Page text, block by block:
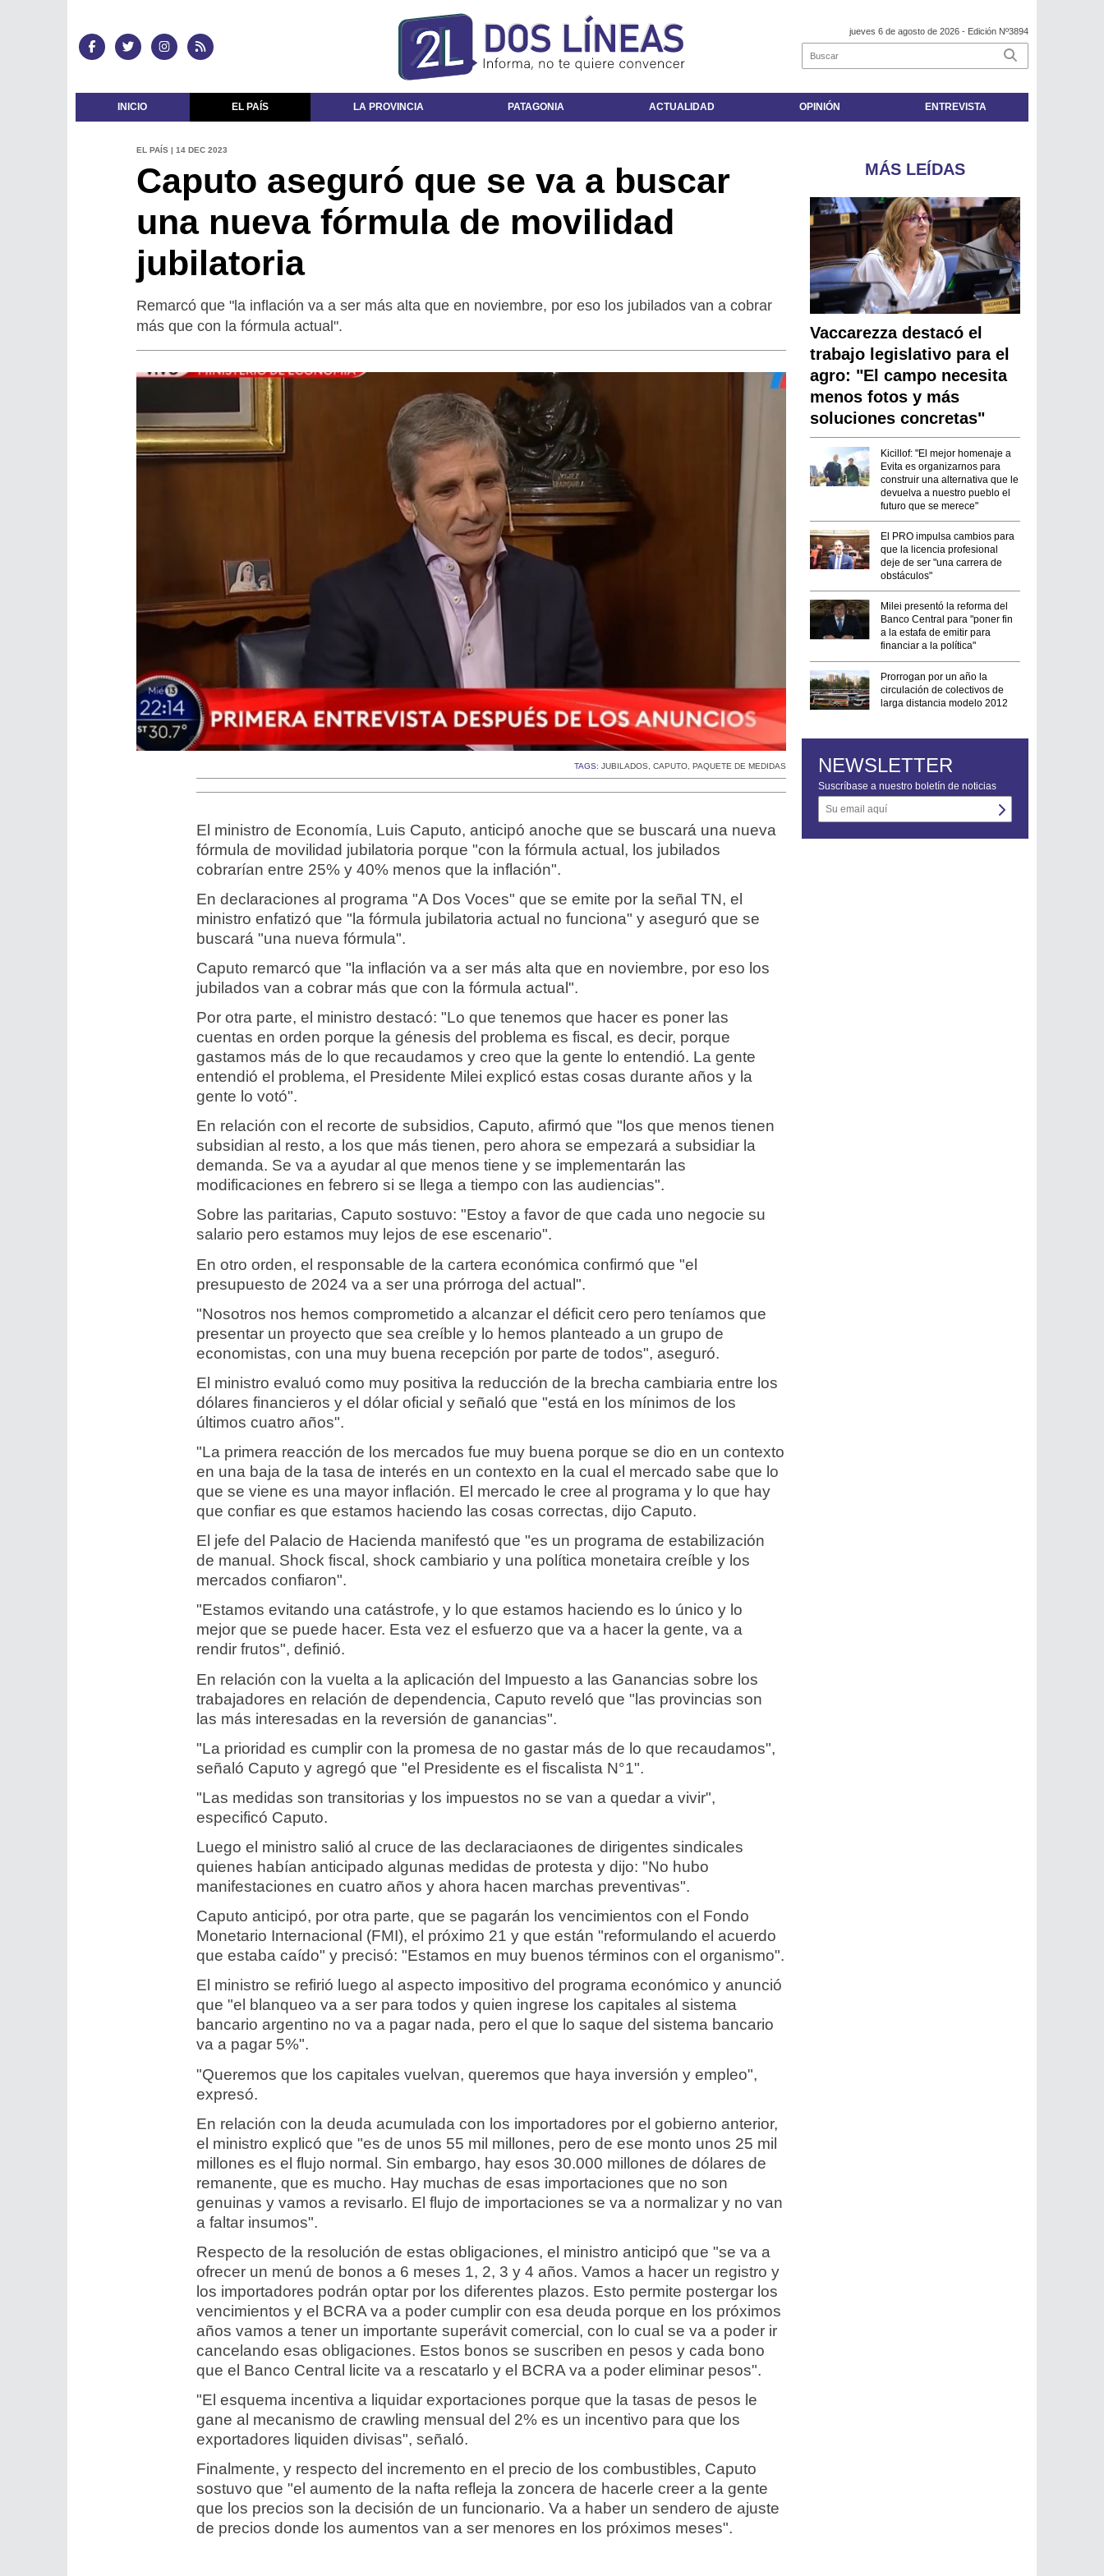
jueves 6 de agosto de 2026 - Edición Nº3894
INICIO EL PAÍS LA PROVINCIA PATAGONIA ACTUALIDAD OPINIÓN ENTREVISTA
EL PAÍS | 14 DEC 2023
Caputo aseguró que se va a buscar
una nueva fórmula de movilidad
jubilatoria
Remarcó que "la inflación va a ser más alta que en noviembre, por eso los jubilados van a cobrar
más que con la fórmula actual".
TAGS:JUBILADOS ,CAPUTO ,PAQUETE DE MEDIDAS
El ministro de Economía, Luis Caputo, anticipó anoche que se buscará una nueva
fórmula de movilidad jubilatoria porque "con la fórmula actual, los jubilados
cobrarían entre 25% y 40% menos que la inflación".
En declaraciones al programa "A Dos Voces" que se emite por la señal TN, el
ministro enfatizó que "la fórmula jubilatoria actual no funciona" y aseguró que se
buscará "una nueva fórmula".
Caputo remarcó que "la inflación va a ser más alta que en noviembre, por eso los
jubilados van a cobrar más que con la fórmula actual".
Por otra parte, el ministro destacó: "Lo que tenemos que hacer es poner las
cuentas en orden porque la génesis del problema es fiscal, es decir, porque
gastamos más de lo que recaudamos y creo que la gente lo entendió. La gente
entendió el problema, el Presidente Milei explicó estas cosas durante años y la
gente lo votó".
En relación con el recorte de subsidios, Caputo, afirmó que "los que menos tienen
subsidian al resto, a los que más tienen, pero ahora se empezará a subsidiar la
demanda. Se va a ayudar al que menos tiene y se implementarán las
modificaciones en febrero si se llega a tiempo con las audiencias".
Sobre las paritarias, Caputo sostuvo: "Estoy a favor de que cada uno negocie su
salario pero estamos muy lejos de ese escenario".
En otro orden, el responsable de la cartera económica confirmó que "el
presupuesto de 2024 va a ser una prórroga del actual".
"Nosotros nos hemos comprometido a alcanzar el déficit cero pero teníamos que
presentar un proyecto que sea creíble y lo hemos planteado a un grupo de
economistas, con una muy buena recepción por parte de todos", aseguró.
El ministro evaluó como muy positiva la reducción de la brecha cambiaria entre los
dólares financieros y el dólar oficial y señaló que "está en los mínimos de los
últimos cuatro años".
"La primera reacción de los mercados fue muy buena porque se dio en un contexto
en una baja de la tasa de interés en un contexto en la cual el mercado sabe que lo
que se viene es una mayor inflación. El mercado le cree al programa y lo que hay
que confiar es que estamos haciendo las cosas correctas, dijo Caputo.
El jefe del Palacio de Hacienda manifestó que "es un programa de estabilización
de manual. Shock fiscal, shock cambiario y una política monetaira creíble y los
mercados confiaron".
"Estamos evitando una catástrofe, y lo que estamos haciendo es lo único y lo
mejor que se puede hacer. Esta vez el esfuerzo que va a hacer la gente, va a
rendir frutos", definió.
En relación con la vuelta a la aplicación del Impuesto a las Ganancias sobre los
trabajadores en relación de dependencia, Caputo reveló que "las provincias son
las más interesadas en la reversión de ganancias".
"La prioridad es cumplir con la promesa de no gastar más de lo que recaudamos",
señaló Caputo y agregó que "el Presidente es el fiscalista N°1".
"Las medidas son transitorias y los impuestos no se van a quedar a vivir",
especificó Caputo.
Luego el ministro salió al cruce de las declaraciaones de dirigentes sindicales
quienes habían anticipado algunas medidas de protesta y dijo: "No hubo
manifestaciones en cuatro años y ahora hacen marchas preventivas".
Caputo anticipó, por otra parte, que se pagarán los vencimientos con el Fondo
Monetario Internacional (FMI), el próximo 21 y que están "reformulando el acuerdo
que estaba caído" y precisó: "Estamos en muy buenos términos con el organismo".
El ministro se refirió luego al aspecto impositivo del programa económico y anunció
que "el blanqueo va a ser para todos y quien ingrese los capitales al sistema
bancario argentino no va a pagar nada, pero el que lo saque del sistema bancario
va a pagar 5%".
"Queremos que los capitales vuelvan, queremos que haya inversión y empleo",
expresó.
En relación con la deuda acumulada con los importadores por el gobierno anterior,
el ministro explicó que "es de unos 55 mil millones, pero de ese monto unos 25 mil
millones es el flujo normal. Sin embargo, hay esos 30.000 millones de dólares de
remanente, que es mucho. Hay muchas de esas importaciones que no son
genuinas y vamos a revisarlo. El flujo de importaciones se va a normalizar y no van
a faltar insumos".
Respecto de la resolución de estas obligaciones, el ministro anticipó que "se va a
ofrecer un menú de bonos a 6 meses 1, 2, 3 y 4 años. Vamos a hacer un registro y
los importadores podrán optar por los diferentes plazos. Esto permite postergar los
vencimientos y el BCRA va a poder cumplir con esa deuda porque en los próximos
años vamos a tener un importante superávit comercial, con lo cual se va a poder ir
cancelando esas obligaciones. Estos bonos se suscriben en pesos y cada bono
que el Banco Central licite va a rescatarlo y el BCRA va a poder eliminar pesos".
"El esquema incentiva a liquidar exportaciones porque que la tasas de pesos le
gane al mecanismo de crawling mensual del 2% es un incentivo para que los
exportadores liquiden divisas", señaló.
Finalmente, y respecto del incremento en el precio de los combustibles, Caputo
sostuvo que "el aumento de la nafta refleja la zoncera de hacerle creer a la gente
que los precios son la decisión de un funcionario. Va a haber un sendero de ajuste
de precios donde los aumentos van a ser menores en los próximos meses".
MÁS LEÍDAS
Vaccarezza destacó el
trabajo legislativo para el
agro: "El campo necesita
menos fotos y más
soluciones concretas"
Kicillof: "El mejor homenaje a
Evita es organizarnos para
construir una alternativa que le
devuelva a nuestro pueblo el
futuro que se merece"
El PRO impulsa cambios para
que la licencia profesional
deje de ser "una carrera de
obstáculos"
Milei presentó la reforma del
Banco Central para "poner fin
a la estafa de emitir para
financiar a la política"
Prorrogan por un año la
circulación de colectivos de
larga distancia modelo 2012
NEWSLETTER
Suscríbase a nuestro boletín de noticias